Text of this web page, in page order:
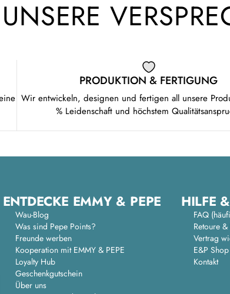
UNSERE
PRODUKTION & FERTIGUNG
Wir entwickeln, designen und fertigen all unsere
% Leidenschaft und höchstem
ENTDECKE EMMY & PEPE
Wau-Blog
Was sind Pepe Points?
Freunde werben
Kooperation mit EMMY & PEPE
Loyalty Hub
Geschenkgutschein
Über uns
HILFE
FAQ
Retoure
Vertrag
E&P
Kontakt